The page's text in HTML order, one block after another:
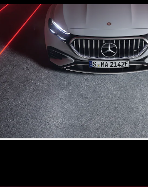
Vozidlá k
priamemu
odberu
Konfigurátor
SUV
Všetky SUV
EQE